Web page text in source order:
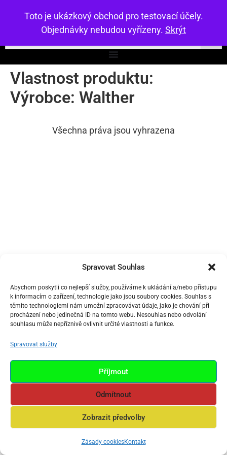
Spravovat Souhlas
Abychom poskytli co nejlepší služby, používáme k ukládání a/nebo přístupu
k informacím o zařízení, technologie jako jsou soubory cookies. Souhlas s
těmito technologiemi nám umožní zpracovávat údaje, jako je chování při
procházení nebo jedinečná ID na tomto webu. Nesouhlas nebo odvolání
souhlasu může nepříznivě ovlivnit určité vlastnosti a funkce.
Spravovat služby
Příjmout
Odmítnout
Zobrazit předvolby
Zásady cookiesKontakt
Toto je ukázkový obchod pro testovací účely.
Objednávky nebudou vyřízeny. Skrýt
Vlastnost produktu:
Výrobce: Walther
Všechna práva jsou vyhrazena